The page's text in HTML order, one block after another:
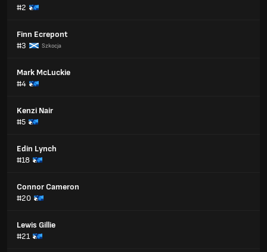
#2
Finn Ecrepont
#3
Szkocja
Mark McLuckie
#4
Kenzi Nair
#5
Edin Lynch
#18
Connor Cameron
#20
Lewis Gillie
#21